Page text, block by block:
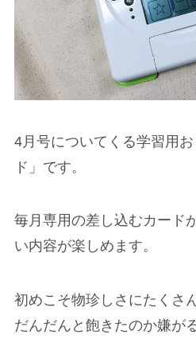
4月号についてくる学習用
ド」です。
毎月専用の差し込むカード
い内容が楽しめます。
初めこそ物珍しさにたくさ
だんだんと飽きたのか嫌が